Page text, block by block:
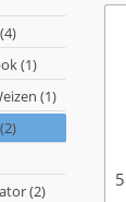
(1)
(1)
(2)